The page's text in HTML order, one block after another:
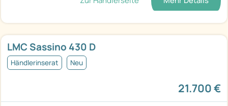
LMC Sassino 430 D
Händlerinserat Neu
21.700 €